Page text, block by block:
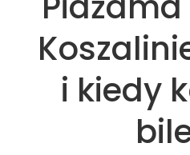
i kiedy